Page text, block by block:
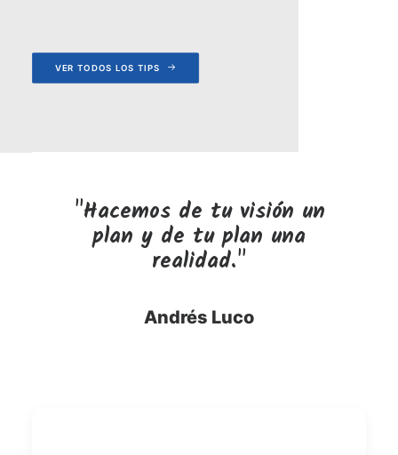
VER TODOS LOS TIPS
"Hacemos de tu visión un
plan y de tu plan una
realidad."
Andrés Luco